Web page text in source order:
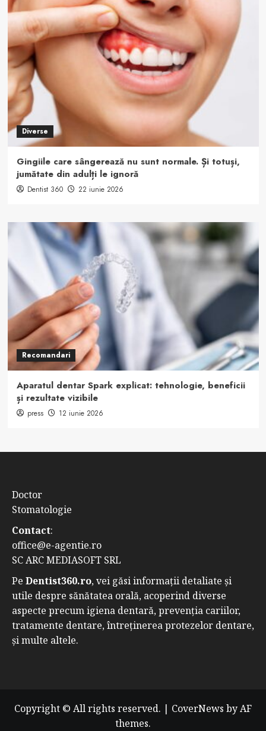
Diverse
Gingiile care sângerează nu sunt normale. Și totuși,
jumătate din adulți le ignoră
Dentist 360 22 iunie 2026
Recomandari
Aparatul dentar Spark explicat: tehnologie, beneficii
și rezultate vizibile
press 12 iunie 2026
Doctor
Stomatologie
Contact:
office@e-agentie.ro
SC ARC MEDIASOFT SRL
Pe Dentist360.ro, vei găsi informații detaliate și
utile despre sănătatea orală, acoperind diverse
aspecte precum igiena dentară, prevenția cariilor,
tratamente dentare, întreținerea protezelor dentare,
și multe altele.
Copyright © All rights reserved. | CoverNews by AF
themes.